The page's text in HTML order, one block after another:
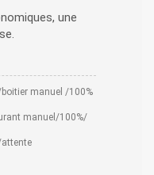
une
manuel /100%
manuel/100%/